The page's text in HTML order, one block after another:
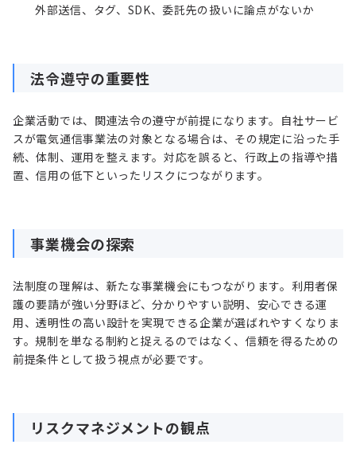
外部送信、タグ、SDK、委託先の扱いに論点がないか
法令遵守の重要性
企業活動では、関連法令の遵守が前提になります。自社サービ
スが電気通信事業法の対象となる場合は、その規定に沿った手
続、体制、運用を整えます。対応を誤ると、行政上の指導や措
置、信用の低下といったリスクにつながります。
事業機会の探索
法制度の理解は、新たな事業機会にもつながります。利用者保
護の要請が強い分野ほど、分かりやすい説明、安心できる運
用、透明性の高い設計を実現できる企業が選ばれやすくなりま
す。規制を単なる制約と捉えるのではなく、信頼を得るための
前提条件として扱う視点が必要です。
リスクマネジメントの観点